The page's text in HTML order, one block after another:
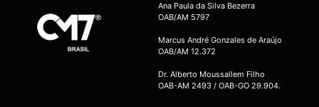
Ana Paula da Silva Bezerra
OAB/AM 5797
Marcus André Gonzales de Araújo
OAB/AM 12.372
Dr. Alberto Moussallem Filho
OAB-AM 2493 / OAB-GO 29.904.